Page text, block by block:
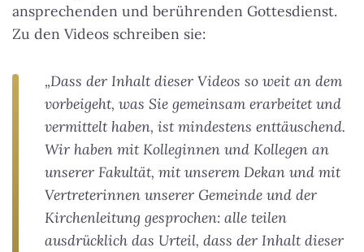
ansprechenden und berührenden Gottesdienst.
Zu den Videos schreiben sie:
„Dass der Inhalt dieser Videos so weit an dem
vorbeigeht, was Sie gemeinsam erarbeitet und
vermittelt haben, ist mindestens enttäuschend.
Wir haben mit Kolleginnen und Kollegen an
unserer Fakultät, mit unserem Dekan und mit
Vertreterinnen unserer Gemeinde und der
Kirchenleitung gesprochen: alle teilen
ausdrücklich das Urteil, dass der Inhalt dieser